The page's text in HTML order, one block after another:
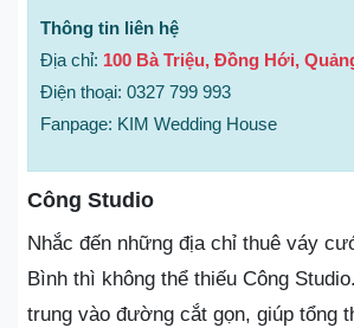
Thông tin liên hệ
Địa chỉ: 100 Bà Triệu, Đồng Hới,
Điện thoại: 0327 799 993
Fanpage: KIM Wedding House
Công Studio
Nhắc đến những địa chỉ thuê váy
Bình thì không thể thiếu Công
trung vào đường cắt gọn, giúp tổng